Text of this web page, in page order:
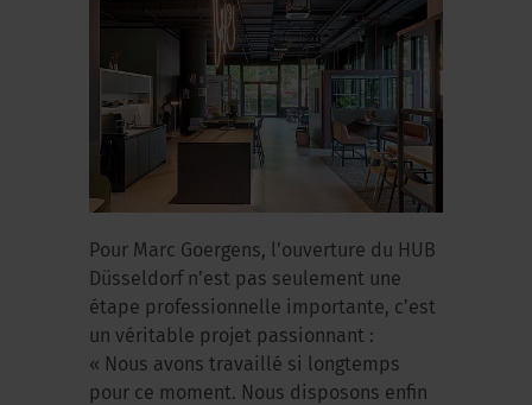
Pour Marc Goergens, l’ouverture du HUB
Düsseldorf n’est pas seulement une
étape professionnelle importante, c’est
un véritable projet passionnant :
« Nous avons travaillé si longtemps
pour ce moment. Nous disposons enfin